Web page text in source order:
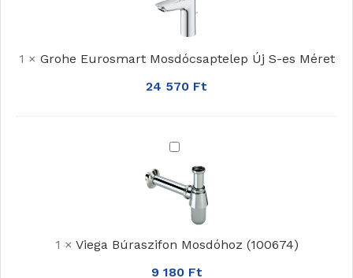
S-
es
Méret
1 × Grohe Eurosmart Mosdócsaptelep Új S-es Méret
24 570 Ft
Viega
Búraszifon
Mosdóhoz
(100674)
1 × Viega Búraszifon Mosdóhoz (100674)
9 180 Ft